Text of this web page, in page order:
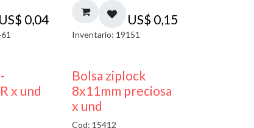
US$ 0,04 US$ 0,15
Inventario: 19151
x und
¡NUEVO!
Bolsa ziplock
8x11mm preciosa
x und
Cod: 15412